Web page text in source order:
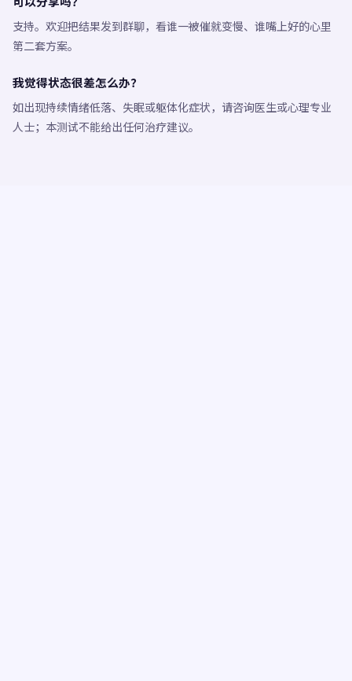
支持。欢迎把结果发到群聊，看谁一被催就变慢、谁嘴上好的心里
第二套方案。
我觉得状态很差怎么办？
如出现持续情绪低落、失眠或躯体化症状，请咨询医生或心理专业
人士；本测试不能给出任何治疗建议。